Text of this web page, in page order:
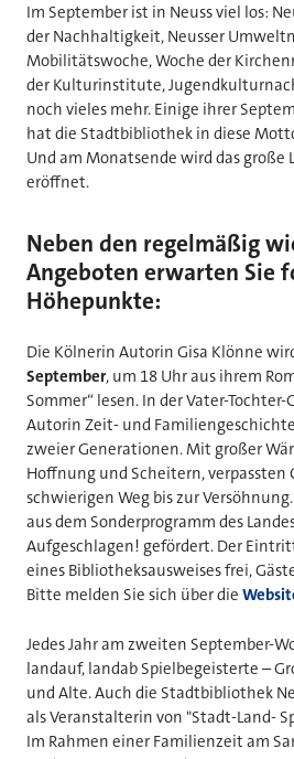
Im September ist in Neuss viel los:
der Nachhaltigkeit, Neusser
Mobilitätswoche, Woche der
der Kulturinstitute,
noch vieles mehr. Einige ihrer
hat die Stadtbibliothek in diese
Und am Monatsende wird das große
eröffnet.
Neben den regelmäßig
Angeboten erwarten Sie
Höhepunkte:
Die Kölnerin Autorin Gisa Klönne
September, um 18 Uhr aus ihrem
Sommer“ lesen. In der Vater-
Autorin Zeit- und
zweier Generationen. Mit großer
Hoffnung und Scheitern, verpassten
schwierigen Weg bis zur
aus dem Sonderprogramm des
Aufgeschlagen! gefördert. Der
eines Bibliotheksausweises frei,
Bitte melden Sie sich über die
Jedes Jahr am zweiten September-
landauf, landab Spielbegeisterte –
und Alte. Auch die Stadtbibliothek
als Veranstalterin von "Stadt-Land-
Im Rahmen einer Familienzeit am